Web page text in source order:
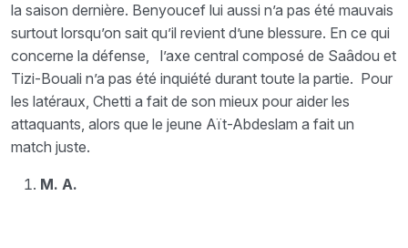
la saison dernière. Benyoucef lui aussi n’a pas été mauvais
surtout lorsqu’on sait qu’il revient d’une blessure. En ce qui
concerne la défense, l’axe central composé de Saâdou et
Tizi-Bouali n’a pas été inquiété durant toute la partie. Pour
les latéraux, Chetti a fait de son mieux pour aider les
attaquants, alors que le jeune Aït-Abdeslam a fait un
match juste.
M. A.